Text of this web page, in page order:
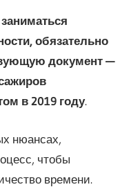
обязательно
документ —
в 2019 году.
нюансах,
чтобы
времени.